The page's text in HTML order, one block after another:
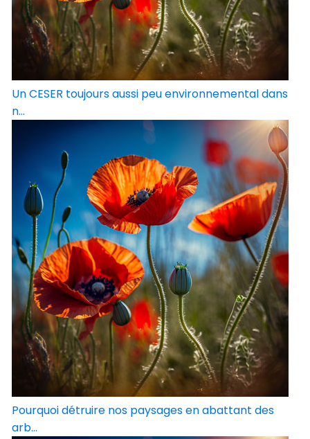
Un CESER toujours aussi peu environnemental dans
n...
Pourquoi détruire nos paysages en abattant des
arb...